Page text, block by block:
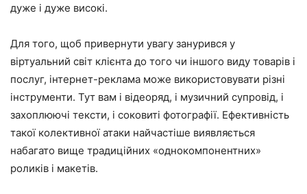
дуже і дуже високі.
Для того, щоб привернути увагу занурився у
віртуальний світ клієнта до того чи іншого виду товарів і
послуг, інтернет-реклама може використовувати різні
інструменти. Тут вам і відеоряд, і музичний супровід, і
захоплюючі тексти, і соковиті фотографії. Ефективність
такої колективної атаки найчастіше виявляється
набагато вище традиційних «однокомпонентних»
роликів і макетів.